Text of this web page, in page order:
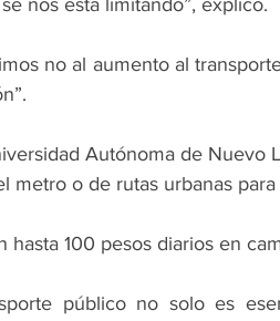
nos está limitando”, explicó.
no al aumento al
Autónoma de
metro o de rutas urbanas para
hasta 100 pesos diarios en
público no solo es